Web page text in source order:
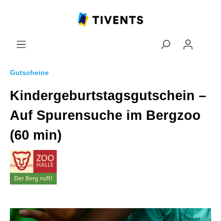
Gutscheine
Kindergeburtstagsgutschein –
Auf Spurensuche im Bergzoo
(60 min)